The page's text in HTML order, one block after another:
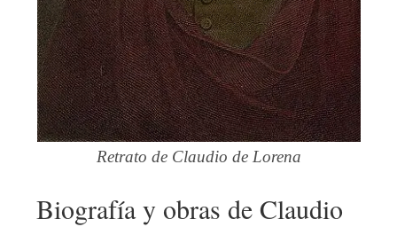
Retrato de Claudio de Lorena
Biografía y obras de Claudio